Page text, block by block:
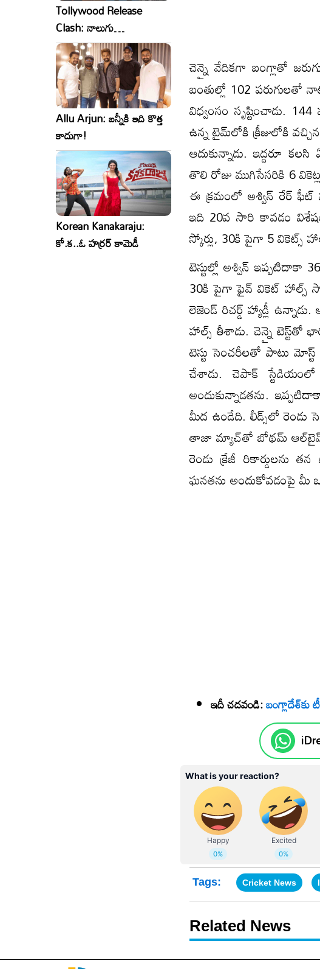
Tollywood Release
Clash: నాలుగు
సినిమాలు..ఒకేసారి..ఎందుకో?
Allu Arjun: బన్నీకి ఇది కొత్త
కాదుగా!
Korean Kanakaraju:
కో.క..ఓ హర్రర్ కామెడీ
చెన్నై వేదికగా బంగ్లాతో
బంతుల్లో 102
విధ్వంసం సృష్టించాడు.
ఉన్న టైమ్​లోకి క్రీజులోకి
ఆదుకున్నాడు. ఇద్దరూ
తొలి రోజు ముగిసేసరికి 6
ఈ క్రమంలో అశ్విన్ రేర్ ఫీట్
ఇది 20వ సారి కావడం
స్కోర్లు, 30కి పైగా 5 వికెట్స్
టెస్టుల్లో అశ్విన్ ఇప్పటిదాకా
30కి పైగా ఫైవ్ వికెట్ హాల్స్
లెజెండ్ రిచర్డ్ హ్యాడ్లీ
హాల్స్ తీశాడు. చెన్నై టెస్ట్​తో
టెస్టు సెంచరీలతో పాటు
చేశాడు. చెపాక్
అందుకున్నాడతను.
మీద ఉండేది. లీడ్స్​లో రెండు
తాజా మ్యాచ్​తో బోథమ్ ఆల్​టైమ్
రెండు క్రేజీ రికార్డులను
ఘనతను అందుకోవడంపై
ఇదీ చదవండి:
Tags: Cricket News
Related News